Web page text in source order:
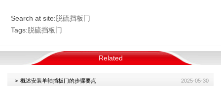
Search at site:脱硫挡板门
Tags:脱硫挡板门
Related
2025-05-30
概述安装单轴挡板门的步骤要点